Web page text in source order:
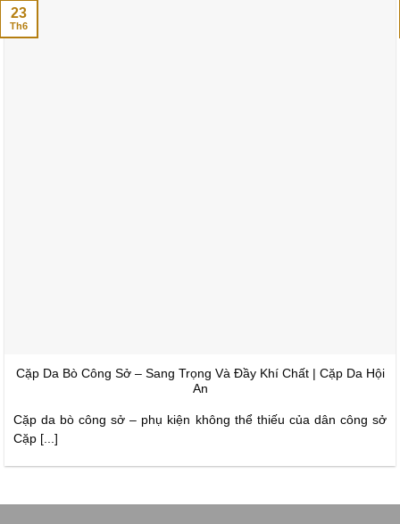
Cặp Da Bò Công Sở – Sang Trọng Và Đầy Khí Chất | Cặp Da Hội
An
Cặp da bò công sở – phụ kiện không thể thiếu của dân công sở
Cặp [...]
23
Th6